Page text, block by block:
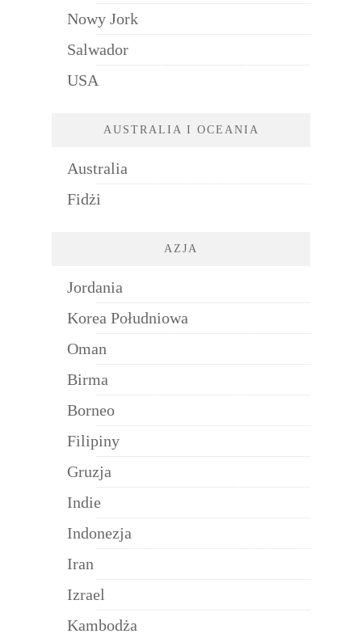
Nowy Jork
Salwador
USA
AUSTRALIA I OCEANIA
Australia
Fidżi
AZJA
Jordania
Korea Południowa
Oman
Birma
Borneo
Filipiny
Gruzja
Indie
Indonezja
Iran
Izrael
Kambodża